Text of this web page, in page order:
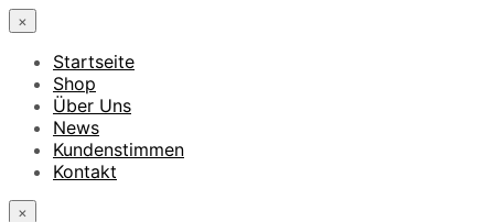
×
Startseite
Shop
Über Uns
News
Kundenstimmen
Kontakt
×